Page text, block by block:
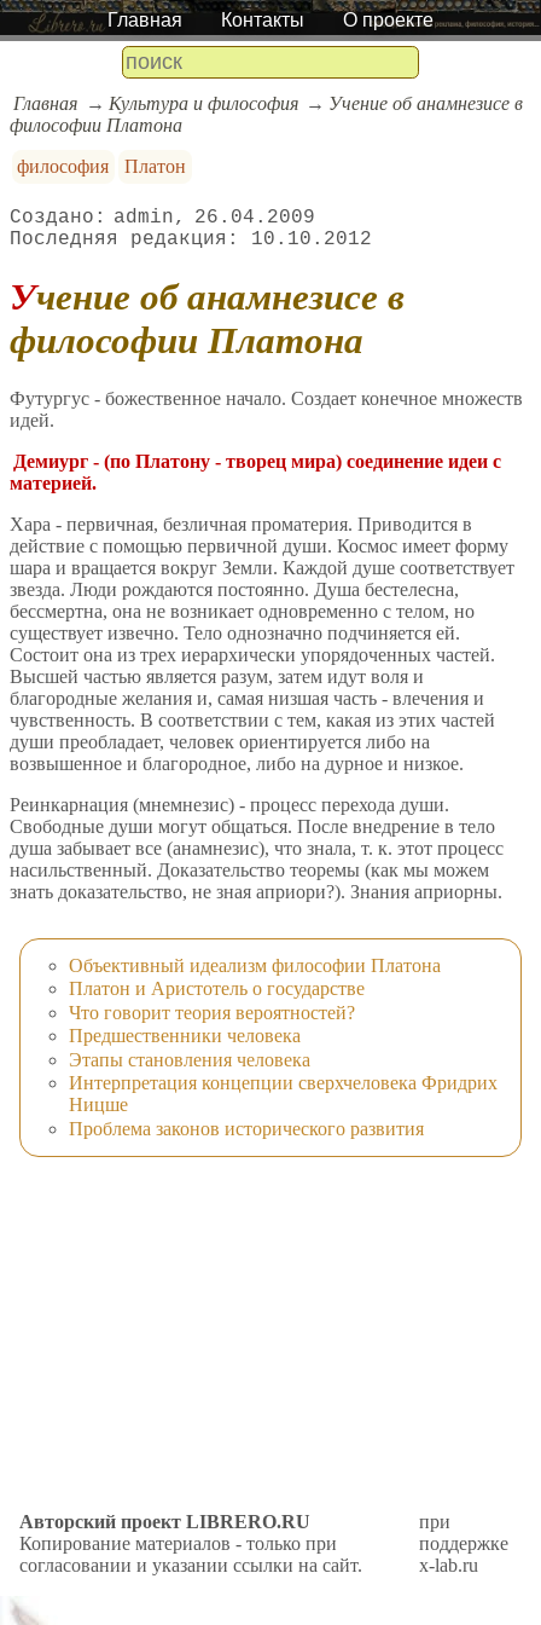
Главная Контакты О проекте
Главная Культура и философия
Учение об анамнезисе в
философии Платона
философия
Платон
admin
26.04.2009
10.10.2012
Учение об анамнезисе в
философии Платона
Футургус - божественное начало. Создает конечное множеств
идей.
Демиург - (по Платону - творец мира) соединение идеи с
материей.
Хара - первичная, безличная проматерия. Приводится в
действие с помощью первичной души. Космос имеет форму
шара и вращается вокруг Земли. Каждой душе соответствует
звезда. Люди рождаются постоянно. Душа бестелесна,
бессмертна, она не возникает одновременно с телом, но
существует извечно. Тело однозначно подчиняется ей.
Состоит она из трех иерархически упорядоченных частей.
Высшей частью является разум, затем идут воля и
благородные желания и, самая низшая часть - влечения и
чувственность. В соответствии с тем, какая из этих частей
души преобладает, человек ориентируется либо на
возвышенное и благородное, либо на дурное и низкое.
Реинкарнация (мнемнезис) - процесс перехода души.
Свободные души могут общаться. После внедрение в тело
душа забывает все (анамнезис), что знала, т. к. этот процесс
насильственный. Доказательство теоремы (как мы можем
знать доказательство, не зная априори?). Знания априорны.
Объективный идеализм философии Платона
Платон и Аристотель о государстве
Что говорит теория вероятностей?
Предшественники человека
Этапы становления человека
Интерпретация концепции сверхчеловека Фридрих
Ницше
Проблема законов исторического развития
Авторский проект LIBRERO.RU
Копирование материалов - только при
согласовании и указании ссылки на сайт.
при
поддержке
x-lab.ru